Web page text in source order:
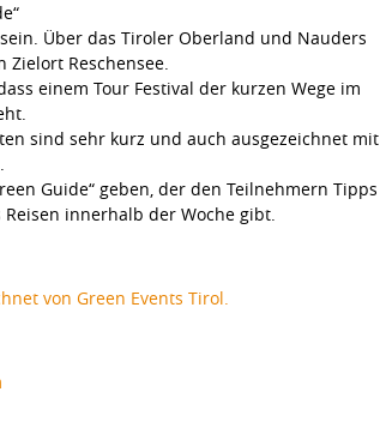
Über das Tiroler Oberland und Nauders
Reschensee.
einem Tour Festival der kurzen Wege im
sind sehr kurz und auch ausgezeichnet mit
Guide“ geben, der den Teilnehmern Tipps
innerhalb der Woche gibt.
von Green Events Tirol.